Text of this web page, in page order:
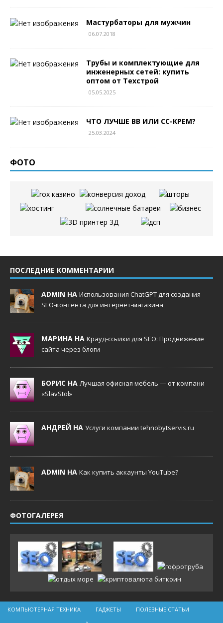
Мастурбаторы для мужчин
06.07.2018
Трубы и комплектующие для
инженерных сетей: купить
оптом от Техстрой
05.05.2025
ЧТО ЛУЧШЕ BB ИЛИ CC-КРЕМ?
25.03.2024
ФОТО
ПОСЛЕДНИЕ КОММЕНТАРИИ
ADMIN НА Использования ChatGPT для создания
SEO-контента для интернет-магазина
МАРИНА НА Крауд-ссылки для SEO: Продвижение
сайта через блоги
БОРИС НА Лучшая офисная мебель — от компани
«SlavStol»
АНДРЕЙ НА Услуги компании tehnobytservis.ru
ADMIN НА Как купить аккаунты YouTube?
ФОТОГАЛЕРЕЯ
КОМПЬЮТЕРНАЯ ТЕХНИКА ГАДЖЕТЫ ПОЛЕЗНЫЕ СТАТЬИ